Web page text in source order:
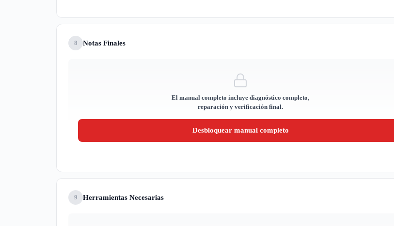
8 Notas Finales
El manual completo incluye diagnóstico completo,
reparación y verificación final.
Desbloquear manual completo
9 Herramientas Necesarias